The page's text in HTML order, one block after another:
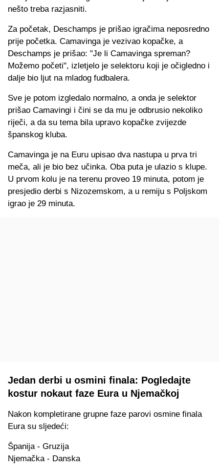
nešto treba razjasniti.
Za početak, Deschamps je prišao igračima neposredno
prije početka. Camavinga je vezivao kopačke, a
Deschamps je prišao: "Je li Camavinga spreman?
Možemo početi", izletjelo je selektoru koji je očigledno i
dalje bio ljut na mladog fudbalera.
Sve je potom izgledalo normalno, a onda je selektor
prišao Camavingi i čini se da mu je odbrusio nekoliko
riječi, a da su tema bila upravo kopačke zvijezde
španskog kluba.
Camavinga je na Euru upisao dva nastupa u prva tri
meča, ali je bio bez učinka. Oba puta je ulazio s klupe.
U prvom kolu je na terenu proveo 19 minuta, potom je
presjedio derbi s Nizozemskom, a u remiju s Poljskom
igrao je 29 minuta.
Jedan derbi u osmini finala: Pogledajte
kostur nokaut faze Eura u Njemačkoj
Nakon kompletirane grupne faze parovi osmine finala
Eura su sljedeći:
Španija - Gruzija
Njemačka - Danska